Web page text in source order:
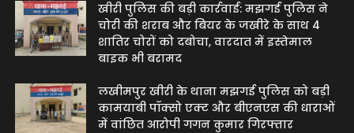
खीरी पुलिस की बड़ी कार्रवाई: मझगई पुलिस ने
चोरी की शराब और बियर के जखीरे के साथ 4
शातिर चोरों को दबोचा, वारदात में इस्तेमाल
बाइक भी बरामद
लखीमपुर खीरी के थाना मझगई पुलिस को बड़ी
कामयाबी पॉक्सो एक्ट और बीएनएस की धाराओं
में वांछित आरोपी गगन कुमार गिरफ्तार